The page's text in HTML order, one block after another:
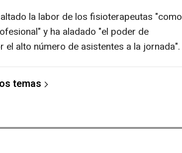
la labor de los fisioterapeutas "como
y ha aladado "el poder de
alto número de asistentes a la jornada".
temas